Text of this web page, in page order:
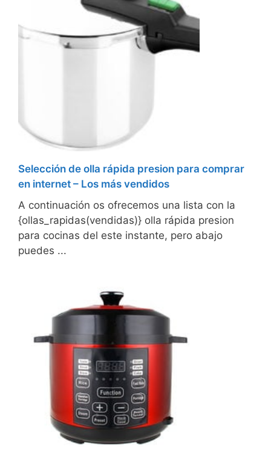
Selección de olla rápida presion para comprar
en internet – Los más vendidos
A continuación os ofrecemos una lista con la
{ollas_rapidas(vendidas)} olla rápida presion
para cocinas del este instante, pero abajo
puedes ...